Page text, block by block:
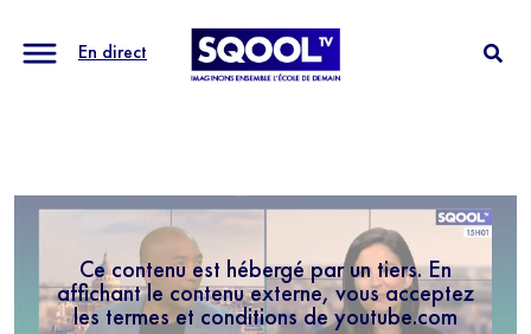
En direct
Ce contenu est hébergé par un tiers. En
affichant le contenu externe, vous acceptez
les termes et conditions de youtube.com